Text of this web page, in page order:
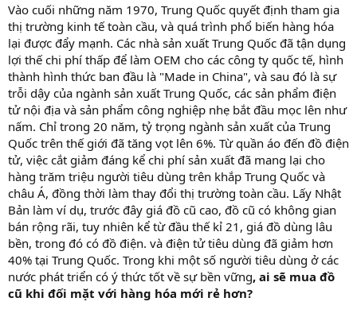
Vào cuối những năm 1970, Trung Quốc quyết định tham gia
thị trường kinh tế toàn cầu, và quá trình phổ biến hàng hóa
lại được đẩy mạnh. Các nhà sản xuất Trung Quốc đã tận dụng
lợi thế chi phí thấp để làm OEM cho các công ty quốc tế, hình
thành hình thức ban đầu là "Made in China", và sau đó là sự
trỗi dậy của ngành sản xuất Trung Quốc, các sản phẩm điện
tử nội địa và sản phẩm công nghiệp nhẹ bắt đầu mọc lên như
nấm. Chỉ trong 20 năm, tỷ trọng ngành sản xuất của Trung
Quốc trên thế giới đã tăng vọt lên 6%. Từ quần áo đến đồ điện
tử, việc cắt giảm đáng kể chi phí sản xuất đã mang lại cho
hàng trăm triệu người tiêu dùng trên khắp Trung Quốc và
châu Á, đồng thời làm thay đổi thị trường toàn cầu. Lấy Nhật
Bản làm ví dụ, trước đây giá đồ cũ cao, đồ cũ có không gian
bán rộng rãi, tuy nhiên kể từ đầu thế kỉ 21, giá đồ dùng lâu
bền, trong đó có đồ điện. và điện tử tiêu dùng đã giảm hơn
40% tại Trung Quốc. Trong khi một số người tiêu dùng ở các
nước phát triển có ý thức tốt về sự bền vững, ai sẽ mua đồ
cũ khi đối mặt với hàng hóa mới rẻ hơn?